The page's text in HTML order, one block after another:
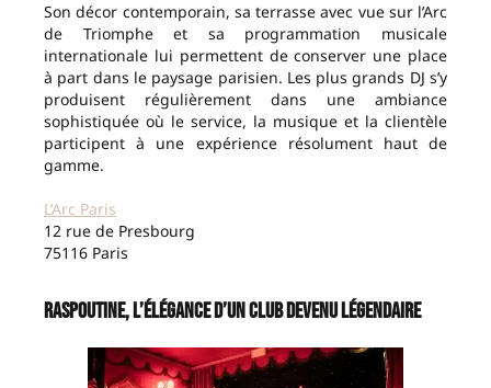
Son décor contemporain, sa terrasse avec vue sur l’Arc
de Triomphe et sa programmation musicale
internationale lui permettent de conserver une place
à part dans le paysage parisien. Les plus grands DJ s’y
produisent régulièrement dans une ambiance
sophistiquée où le service, la musique et la clientèle
participent à une expérience résolument haut de
gamme.
L’Arc Paris
12 rue de Presbourg
75116 Paris
Raspoutine, l’élégance d’un club devenu légendaire